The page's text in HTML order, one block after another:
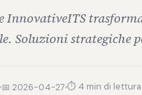
InnovativeITS
Soluzioni strategiche
📅 2026-04-27 ⏱ 4 min di lettura